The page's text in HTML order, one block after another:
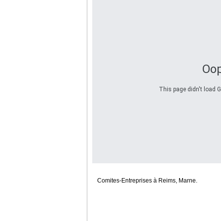
This page didn't load
Comites-Entreprises à Reims, Marne.